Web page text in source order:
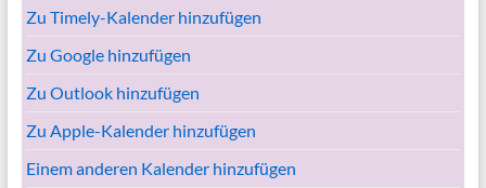
Zu Timely-Kalender hinzufügen
Zu Google hinzufügen
Zu Outlook hinzufügen
Zu Apple-Kalender hinzufügen
Einem anderen Kalender hinzufügen